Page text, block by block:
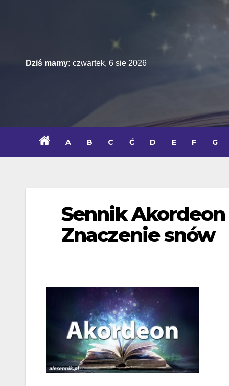
Dziś mamy: czwartek, 6 sie 2026
A B C Ć D E F G
Sennik Akordeon
Znaczenie snów